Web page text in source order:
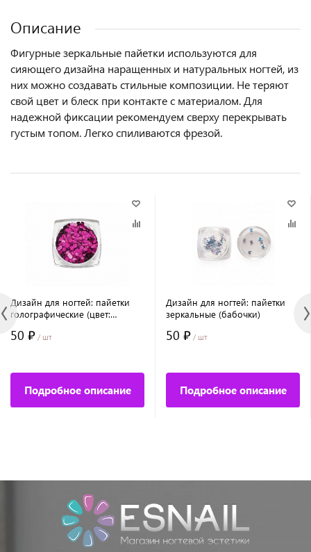
Описание
Фигурные зеркальные пайетки используются для
сияющего дизайна наращенных и натуральных ногтей, из
них можно создавать стильные композиции. Не теряют
свой цвет и блеск при контакте с материалом. Для
надежной фиксации рекомендуем сверху перекрывать
густым топом. Легко спиливаются фрезой.
Дизайн для ногтей: пайетки
голографические (цвет:
50 ₽ / шт
Подробное описание
Дизайн для ногтей: пайетки
зеркальные (бабочки)
50 ₽ / шт
Подробное описание